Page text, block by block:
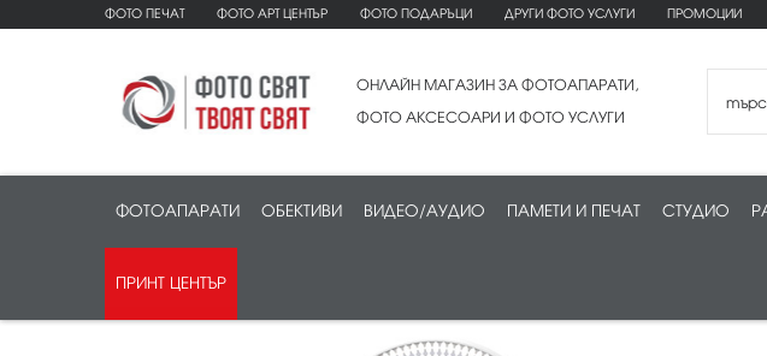
ФОТО ПЕЧАТ ФОТО АРТ ЦЕНТЪР ФОТО ПОДАРЪЦИ ДРУГИ ФОТО УСЛУГИ ПРОМОЦИИ
ОНЛАЙН МАГАЗИН ЗА ФОТОАПАРАТИ,
ФОТО АКСЕСОАРИ И ФОТО УСЛУГИ
ФОТОАПАРАТИ ОБЕКТИВИ ВИДЕО/АУДИО ПАМЕТИ И ПЕЧАТ СТУДИО
ПРИНТ ЦЕНТЪР